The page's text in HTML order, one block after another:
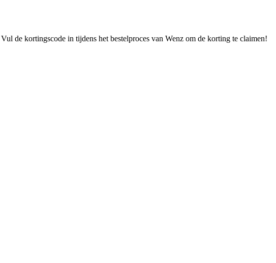
de kortingscode in tijdens het bestelproces van Wenz om de korting te claimen!